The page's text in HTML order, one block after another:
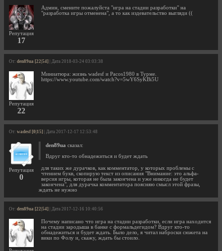
Репутация
17
Админ, смените пожалуйста "игра на стадии разработки" на
"разработка игры отменена", а то как издевательство выгляди ((
От: den89ua [22|54] | Дата 2018-03-24 03:03:38
Репутация
22
Миниатюра: жизнь wadesf и Pacos1980 в Турме.
https://www.youtube.com/watch?v=5wY6SyKBi5U
От: wadesf [0|15] | Дата 2017-12-17 12:53:48
Репутация
0
den89ua сказал:
Вдруг кто-то обнадежиться и будет ждать
для таких же дурачков, как комментатор, у которых проблемы с
чтением букв, скопирую текст из описания "Внимание: это альфа-
версия игры, которая не была закончена и уже никогда не будет
закончена", для дурачка комментатора поясняю смысл этой фразы,
ждать не нужно
От: den89ua [22|54] | Дата 2017-12-16 10:40:56
Почему написано что игра на стадии разработки, если игра находится
на стадии зародыша в банке с формальдегидом? Вдруг кто-то
обнадежиться и будет ждать. Было дело, я читал наброски сюжета на
вики по Фолу и, скажу, ждать бы стоило.